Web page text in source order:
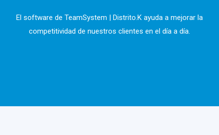
El software de TeamSystem | Distrito.K ayuda a mejorar la
competitividad de nuestros clientes en el día a día.